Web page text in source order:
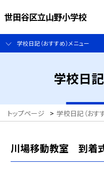
世田谷区立山野小学校
学校日記（おすすめ）メニュー
学校日記
トップページ > 学校日記（おす
川場移動教室 到着